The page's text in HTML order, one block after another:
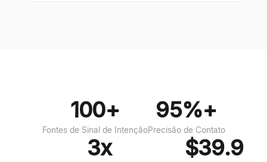
100+
Fontes de Sinal de Intenção
95%+
Precisão de Contato
3x $39.9